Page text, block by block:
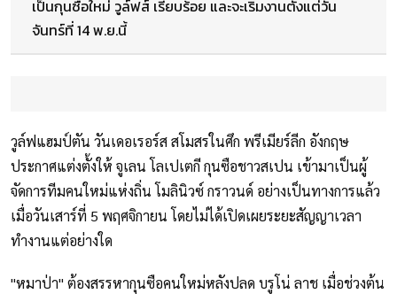
เป็นกุนซือใหม่ วูล์ฟส์ เรียบร้อย และจะเริ่มงานตั้งแต่วัน
จันทร์ที่ 14 พ.ย.นี้
วูล์ฟแฮมป์ตัน วันเดอเรอร์ส สโมสรในศึก พรีเมียร์ลีก อังกฤษ
ประกาศแต่งตั้งให้ จูเลน โลเปเตกี กุนซือชาวสเปน เข้ามาเป็นผู้
จัดการทีมคนใหม่แห่งถิ่น โมลินิวซ์ กราวนด์ อย่างเป็นทางการแล้ว
เมื่อวันเสาร์ที่ 5 พฤศจิกายน โดยไม่ได้เปิดเผยระยะสัญญาเวลา
ทำงานแต่อย่างใด
"หมาป่า" ต้องสรรหากุนซือคนใหม่หลังปลด บรูโน่ ลาช เมื่อช่วงต้น